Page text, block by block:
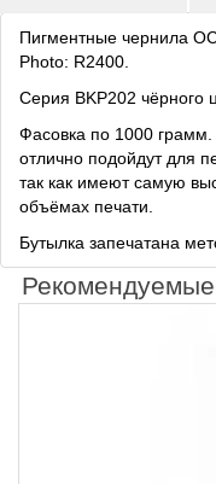
Пигментные чернила
Photo: R2400.
Серия BKP202 чёрного
Фасовка по 1000
отлично подойдут для
так как имеют самую
объёмах печати.
Бутылка запечатана